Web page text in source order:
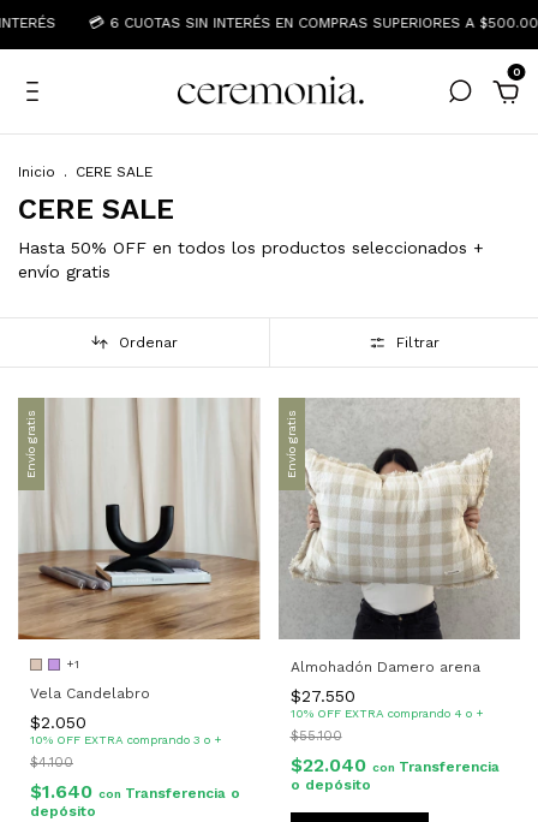
💳 6 CUOTAS SIN INTERÉS EN COMPRAS SUPERIORES A $500.000 ✨
0
Inicio . CERE SALE
CERE SALE
Hasta 50% OFF en todos los productos seleccionados +
envío gratis
Ordenar Filtrar
Envío gratis
+1
Vela Candelabro
$2.050
10% OFF EXTRA comprando 3 o +
$4.100
$1.640 con Transferencia o
depósito
Envío gratis
Almohadón Damero arena
$27.550
10% OFF EXTRA comprando 4 o +
$55.100
$22.040 con Transferencia
o depósito